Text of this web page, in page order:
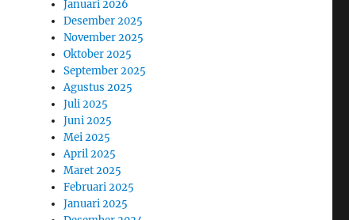
Januari 2026
Desember 2025
November 2025
Oktober 2025
September 2025
Agustus 2025
Juli 2025
Juni 2025
Mei 2025
April 2025
Maret 2025
Februari 2025
Januari 2025